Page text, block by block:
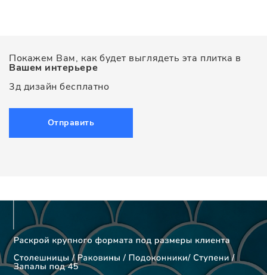
Покажем Вам, как будет выглядеть эта плитка в
Вашем интерьере
3д дизайн бесплатно
Отправить